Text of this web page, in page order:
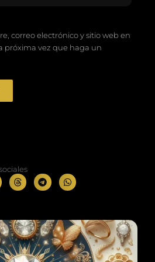
correo electrónico y sitio web en
próxima vez que haga un